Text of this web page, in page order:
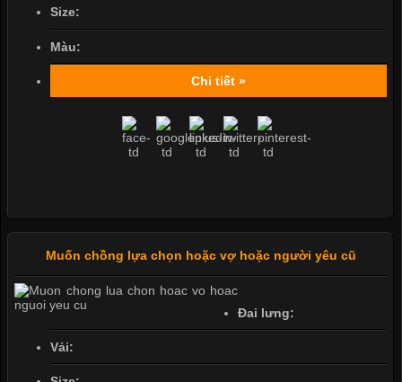
Size:
Màu:
Chi tiết »
Muốn chồng lựa chọn hoặc vợ hoặc người yêu cũ
Đai lưng:
Vải: